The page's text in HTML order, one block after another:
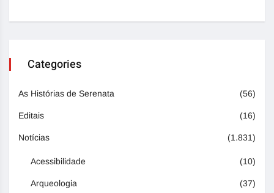
Categories
As Histórias de Serenata (56)
Editais (16)
Notícias (1.831)
Acessibilidade (10)
Arqueologia (37)